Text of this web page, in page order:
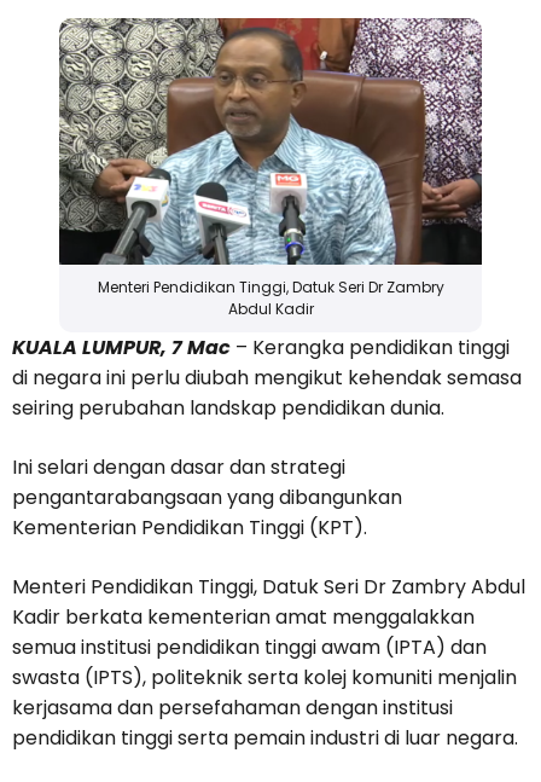
Menteri Pendidikan Tinggi, Datuk Seri Dr Zambry
Abdul Kadir
KUALA LUMPUR, 7 Mac – Kerangka pendidikan tinggi
di negara ini perlu diubah mengikut kehendak semasa
seiring perubahan landskap pendidikan dunia.
Ini selari dengan dasar dan strategi
pengantarabangsaan yang dibangunkan
Kementerian Pendidikan Tinggi (KPT).
Menteri Pendidikan Tinggi, Datuk Seri Dr Zambry Abdul
Kadir berkata kementerian amat menggalakkan
semua institusi pendidikan tinggi awam (IPTA) dan
swasta (IPTS), politeknik serta kolej komuniti menjalin
kerjasama dan persefahaman dengan institusi
pendidikan tinggi serta pemain industri di luar negara.